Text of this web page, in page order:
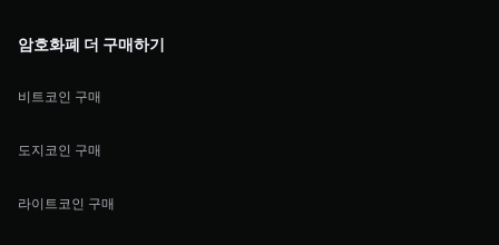
암호화폐 더 구매하기
비트코인 구매
도지코인 구매
라이트코인 구매